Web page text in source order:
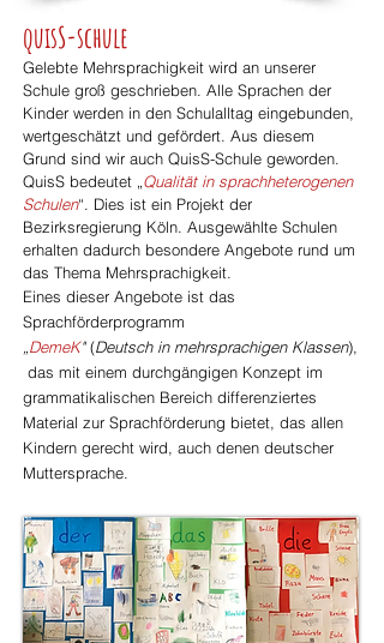
Gelebte Mehrsprachigkeit wird an unserer
Schule groß geschrieben. Alle Sprachen der
Kinder werden in den Schulalltag eingebunden,
wertgeschätzt und gefördert. Aus diesem
Grund sind wir auch QuisS-Schule geworden.
QuisS bedeutet „Qualität in sprachheterogenen
Schulen“. Dies ist ein Projekt der
Bezirksregierung Köln. Ausgewählte Schulen
erhalten dadurch besondere Angebote rund um
das Thema Mehrsprachigkeit.
Eines dieser Angebote ist das
Sprachförderprogramm
„DemeK" (Deutsch in mehrsprachigen Klassen),
das mit einem durchgängigen Konzept im
grammatikalischen Bereich differenziertes
Material zur Sprachförderung bietet, das allen
Kindern gerecht wird, auch denen deutscher
Muttersprache.
quisS-schule